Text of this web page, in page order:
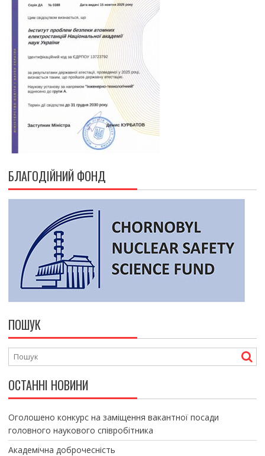
БЛАГОДІЙНИЙ ФОНД
ПОШУК
ОСТАННІ НОВИНИ
Оголошено конкурс на заміщення вакантної посади
головного наукового співробітника
Академічна доброчесність